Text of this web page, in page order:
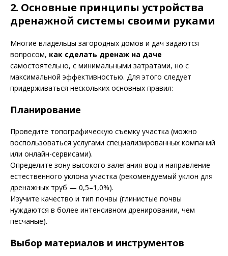
2. Основные принципы устройства
дренажной системы своими руками
Многие владельцы загородных домов и дач задаются
вопросом, как сделать дренаж на даче
самостоятельно, с минимальными затратами, но с
максимальной эффективностью. Для этого следует
придерживаться нескольких основных правил:
Планирование
Проведите топографическую съемку участка (можно
воспользоваться услугами специализированных компаний
или онлайн-сервисами).
Определите зону высокого залегания вод и направление
естественного уклона участка (рекомендуемый уклон для
дренажных труб — 0,5–1,0%).
Изучите качество и тип почвы (глинистые почвы
нуждаются в более интенсивном дренировании, чем
песчаные).
Выбор материалов и инструментов